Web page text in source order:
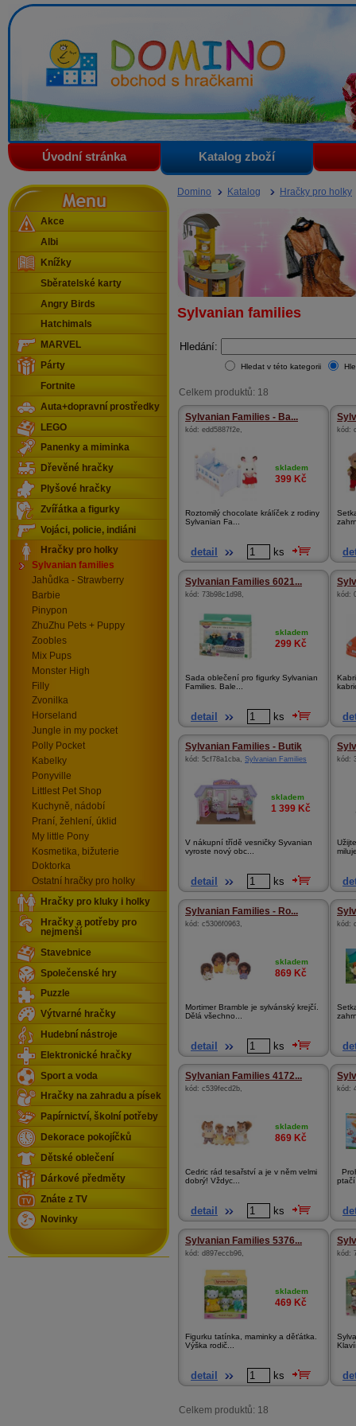
Domino - obchod s hračkami
Úvodní stránka Katalog zboží
Domino Katalog Hračky pro holky
Sylvanian families
Hledání:
Hledat v této kategorii
Celkem produktů: 18
Sylvanian Families - Ba...
kód: edd5887f2e,
skladem
399 Kč
Roztomilý chocolate králíček z rodiny
Sylvanian Fa...
detail ks
kód:
Sylvanian Families 6021...
kód: 73b98c1d98,
skladem
299 Kč
Sada oblečení pro figurky Sylvanian
Families. Bale...
detail ks
kód:
Sylvanian Families - Butik
kód: 5cf78a1cba, Sylvanian Families
skladem
1 399 Kč
V nákupní třídě vesničky Syvanian
vyroste nový obc...
detail ks
kód:
Sylvanian Families - Ro...
kód: c5306f0963,
skladem
869 Kč
Mortimer Bramble je sylvánský krejčí.
Dělá všechno...
detail ks
kód:
Sylvanian Families 4172...
kód: c539fecd2b,
skladem
869 Kč
Cedric rád tesařství a je v něm velmi
dobrý! Vždyc...
detail ks
kód:
Sylvanian Families 5376...
kód: d897eccb96,
skladem
469 Kč
Figurku tatínka, maminky a děťátka.
Výška rodič...
detail ks
kód:
Celkem produktů: 18
Menu
Akce
Albi
Knížky
Sběratelské karty
Angry Birds
Hatchimals
MARVEL
Párty
Fortnite
Auta+dopravní prostředky
LEGO
Panenky a miminka
Dřevěné hračky
Plyšové hračky
Zvířátka a figurky
Vojáci, policie, indiáni
Hračky pro holky
Sylvanian families
Jahůdka - Strawberry
Barbie
Pinypon
ZhuZhu Pets + Puppy
Zoobles
Mix Pups
Monster High
Filly
Zvonilka
Horseland
Jungle in my pocket
Polly Pocket
Kabelky
Ponyville
Littlest Pet Shop
Kuchyně, nádobí
Praní, žehlení, úklid
My little Pony
Kosmetika, bižuterie
Doktorka
Ostatní hračky pro holky
Hračky pro kluky i holky
Hračky a potřeby pro
nejmenší
Stavebnice
Společenské hry
Puzzle
Výtvarné hračky
Hudební nástroje
Elektronické hračky
Sport a voda
Hračky na zahradu a písek
Papírnictví, školní potřeby
Dekorace pokojíčků
Dětské oblečení
Dárkové předměty
Znáte z TV
Novinky